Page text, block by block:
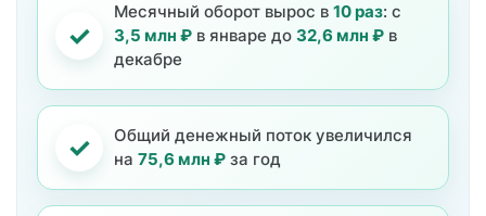
✓
Месячный оборот вырос в 10 раз: с
3,5 млн ₽ в январе до 32,6 млн ₽ в
декабре
✓
Общий денежный поток увеличился
на 75,6 млн ₽ за год